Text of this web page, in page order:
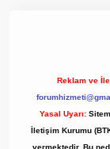
Reklam ve
Yasal Uyarı:
İletişim Kurumu
vermektedir. Bu